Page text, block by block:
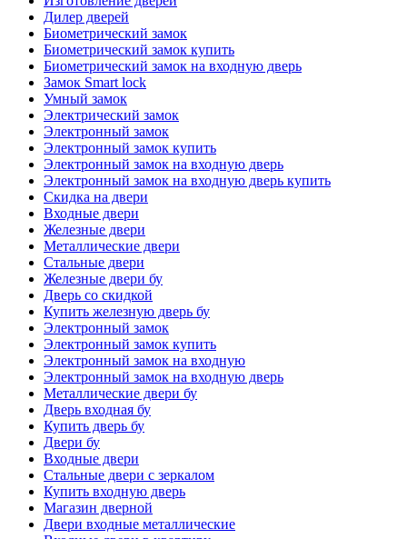
Дилер дверей
Биометрический замок
Биометрический замок купить
Биометрический замок на входную дверь
Замок Smart lock
Умный замок
Электрический замок
Электронный замок
Электронный замок купить
Электронный замок на входную дверь
Электронный замок на входную дверь купить
Скидка на двери
Входные двери
Железные двери
Металлические двери
Стальные двери
Железные двери бу
Дверь со скидкой
Купить железную дверь бу
Электронный замок
Электронный замок купить
Электронный замок на входную
Электронный замок на входную дверь
Металлические двери бу
Дверь входная бу
Купить дверь бу
Двери бу
Входные двери
Стальные двери с зеркалом
Купить входную дверь
Магазин дверной
Двери входные металлические